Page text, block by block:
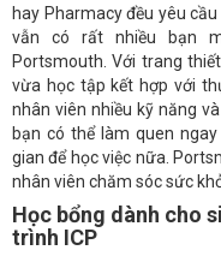
hay Pharmacy đều yêu
vẫn có rất nhiều bạn
Portsmouth. Với trang
vừa học tập kết hợp với
nhân viên nhiều kỹ năng
bạn có thể làm quen
gian để học việc nữa.
nhân viên chăm sóc sức
Học bổng dành cho
trình ICP